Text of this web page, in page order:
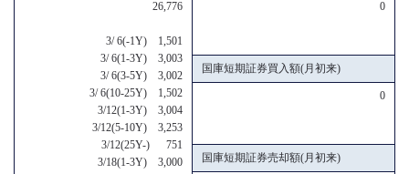
26,776
3/ 6(-1Y) 1,501
3/ 6(1-3Y) 3,003
3/ 6(3-5Y) 3,002
3/ 6(10-25Y) 1,502
3/12(1-3Y) 3,004
3/12(5-10Y) 3,253
3/12(25Y-) 751
3/18(1-3Y) 3,000
0
国庫短期証券買入額(月初来)
0
国庫短期証券売却額(月初来)